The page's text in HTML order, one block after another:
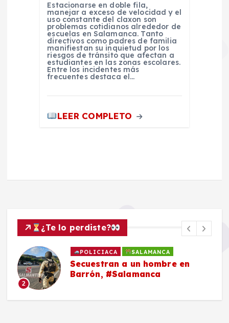
Estacionarse en doble fila,
manejar a exceso de velocidad y el
uso constante del claxon son
problemas cotidianos alrededor de
escuelas en Salamanca. Tanto
directivos como padres de familia
manifiestan su inquietud por los
riesgos de tránsito que afectan a
estudiantes en las zonas escolares.
Entre los incidentes más
frecuentes destaca el…
LEER COMPLETO
¿Te lo perdiste?
2
POLICIACA SALAMANCA
Secuestran a un hombre en
Barrón, #Salamanca